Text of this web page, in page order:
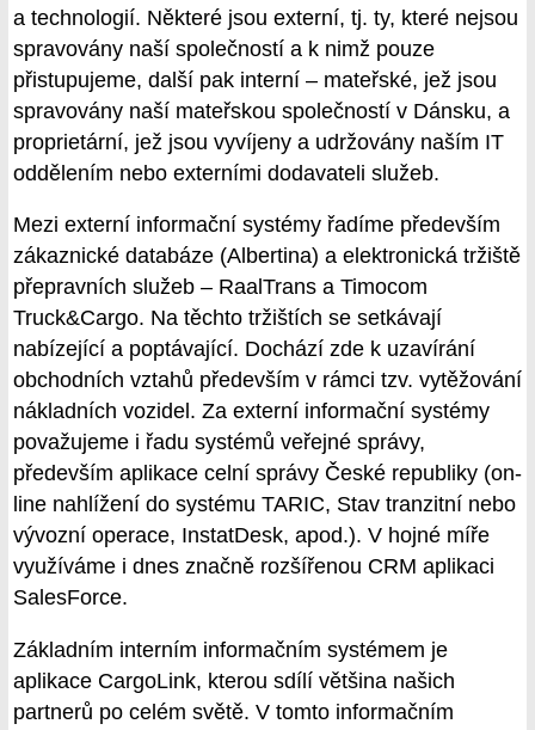
a technologií. Některé jsou externí, tj. ty, které nejsou
spravovány naší společností a k nimž pouze
přistupujeme, další pak interní – mateřské, jež jsou
spravovány naší mateřskou společností v Dánsku, a
proprietární, jež jsou vyvíjeny a udržovány naším IT
oddělením nebo externími dodavateli služeb.
Mezi externí informační systémy řadíme především
zákaznické databáze (Albertina) a elektronická tržiště
přepravních služeb – RaalTrans a Timocom
Truck&Cargo. Na těchto tržištích se setkávají
nabízející a poptávající. Dochází zde k uzavírání
obchodních vztahů především v rámci tzv. vytěžování
nákladních vozidel. Za externí informační systémy
považujeme i řadu systémů veřejné správy,
především aplikace celní správy České republiky (on-
line nahlížení do systému TARIC, Stav tranzitní nebo
vývozní operace, InstatDesk, apod.). V hojné míře
využíváme i dnes značně rozšířenou CRM aplikaci
SalesForce.
Základním interním informačním systémem je
aplikace CargoLink, kterou sdílí většina našich
partnerů po celém světě. V tomto informačním